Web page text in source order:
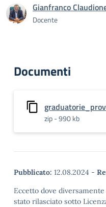
Gianfranco
Docente
Documenti
zip - 990 kb
Pubblicato: 12.08.2024 -
Eccetto dove
stato rilasciato sotto